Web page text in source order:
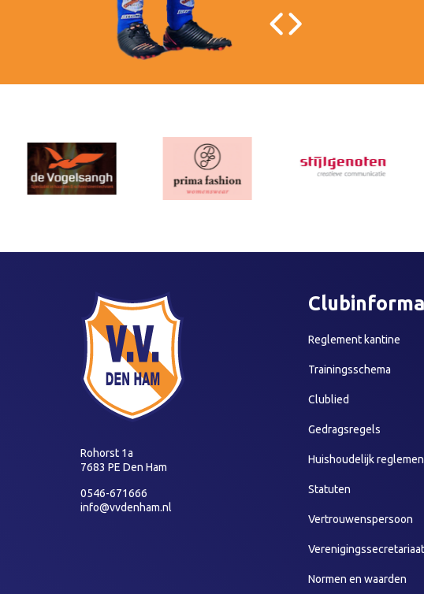
Rohorst 1a
7683 PE Den Ham
0546-671666
info@vvdenham.nl
Reglement kantine
Trainingsschema
Clublied
Gedragsregels
Huishoudelijk
Statuten
Vertrouwenspersoon
Verenigingssecretariaat
Normen en waarden